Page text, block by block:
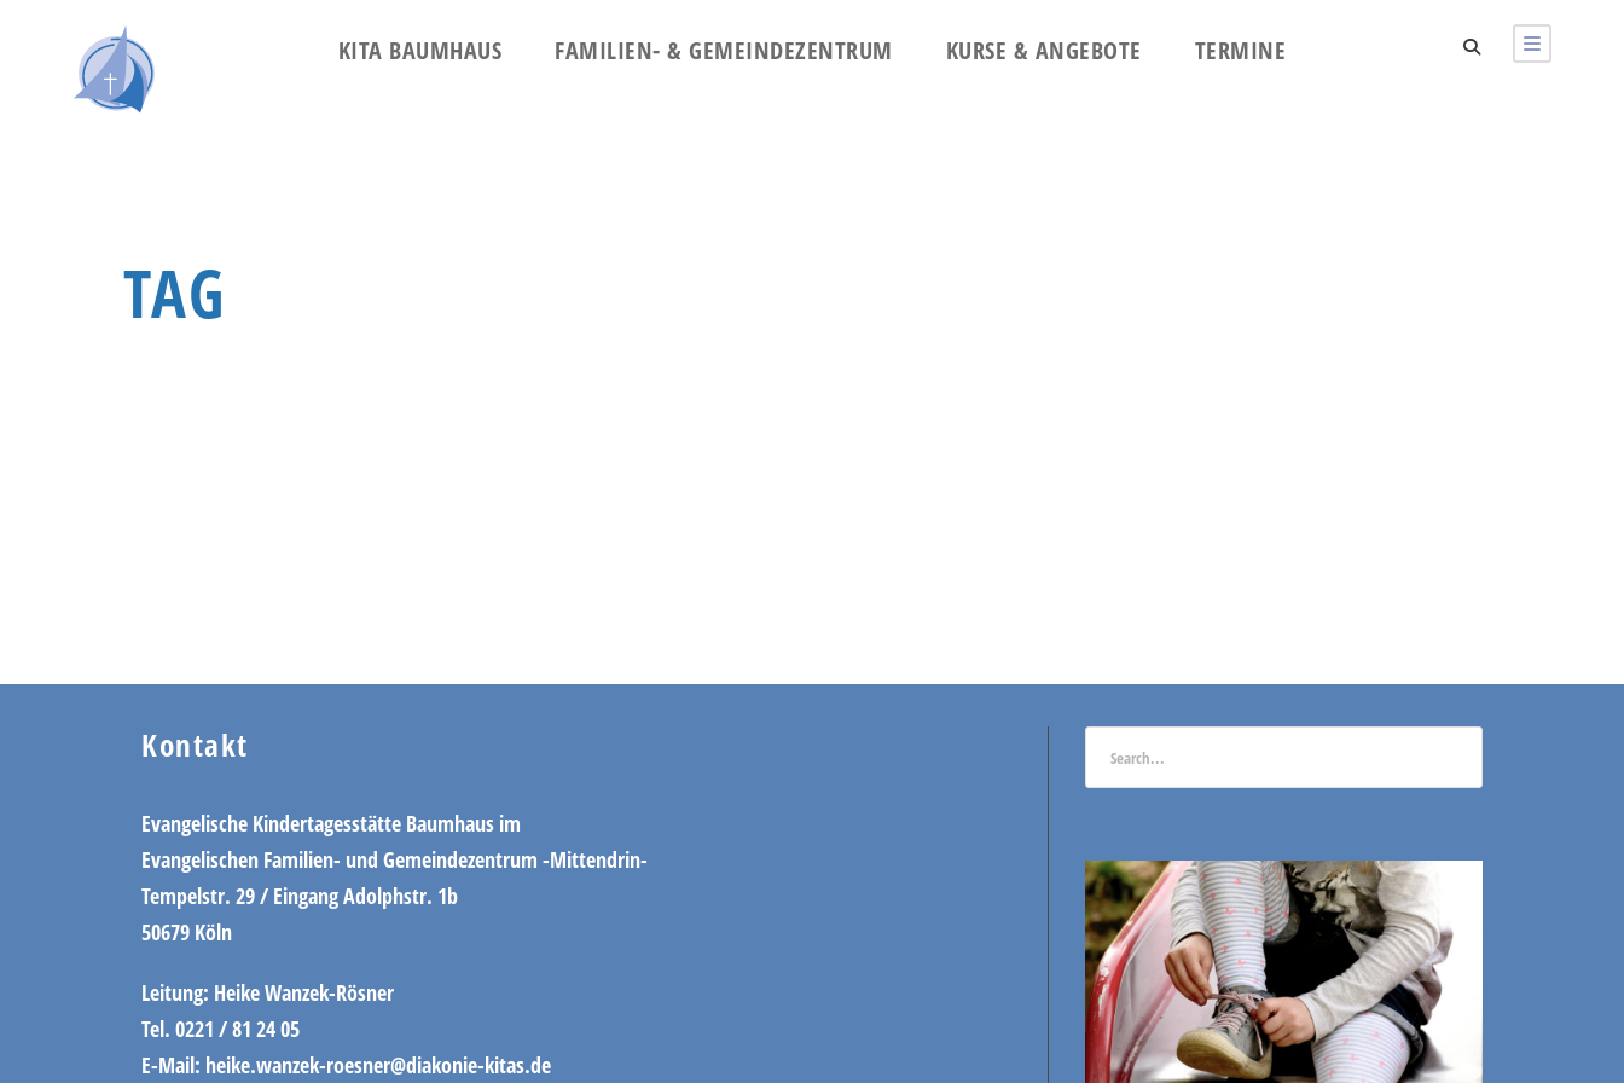
KITA BAUMHAUS FAMILIEN- & GEMEINDEZENTRUM KURSE & ANGEBOTE TERMINE
TAG
Kontakt
Evangelische Kindertagesstätte Baumhaus im
Evangelischen Familien- und Gemeindezentrum -Mittendrin-
Tempelstr. 29 / Eingang Adolphstr. 1b
50679 Köln
Leitung: Heike Wanzek-Rösner
Tel. 0221 / 81 24 05
E-Mail: heike.wanzek-roesner@diakonie-kitas.de